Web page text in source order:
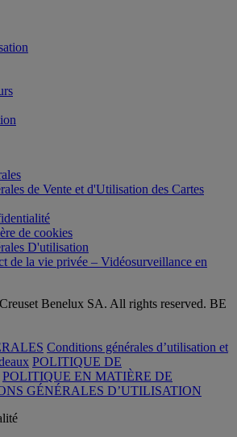
de Vente et d'Utilisation des Cartes
de cookies
D'utilisation
de la vie privée – Vidéosurveillance en
Benelux SA. All rights reserved. BE
Conditions générales d’utilisation et
POLITIQUE DE
POLITIQUE EN MATIÈRE DE
GÉNÉRALES D’UTILISATION